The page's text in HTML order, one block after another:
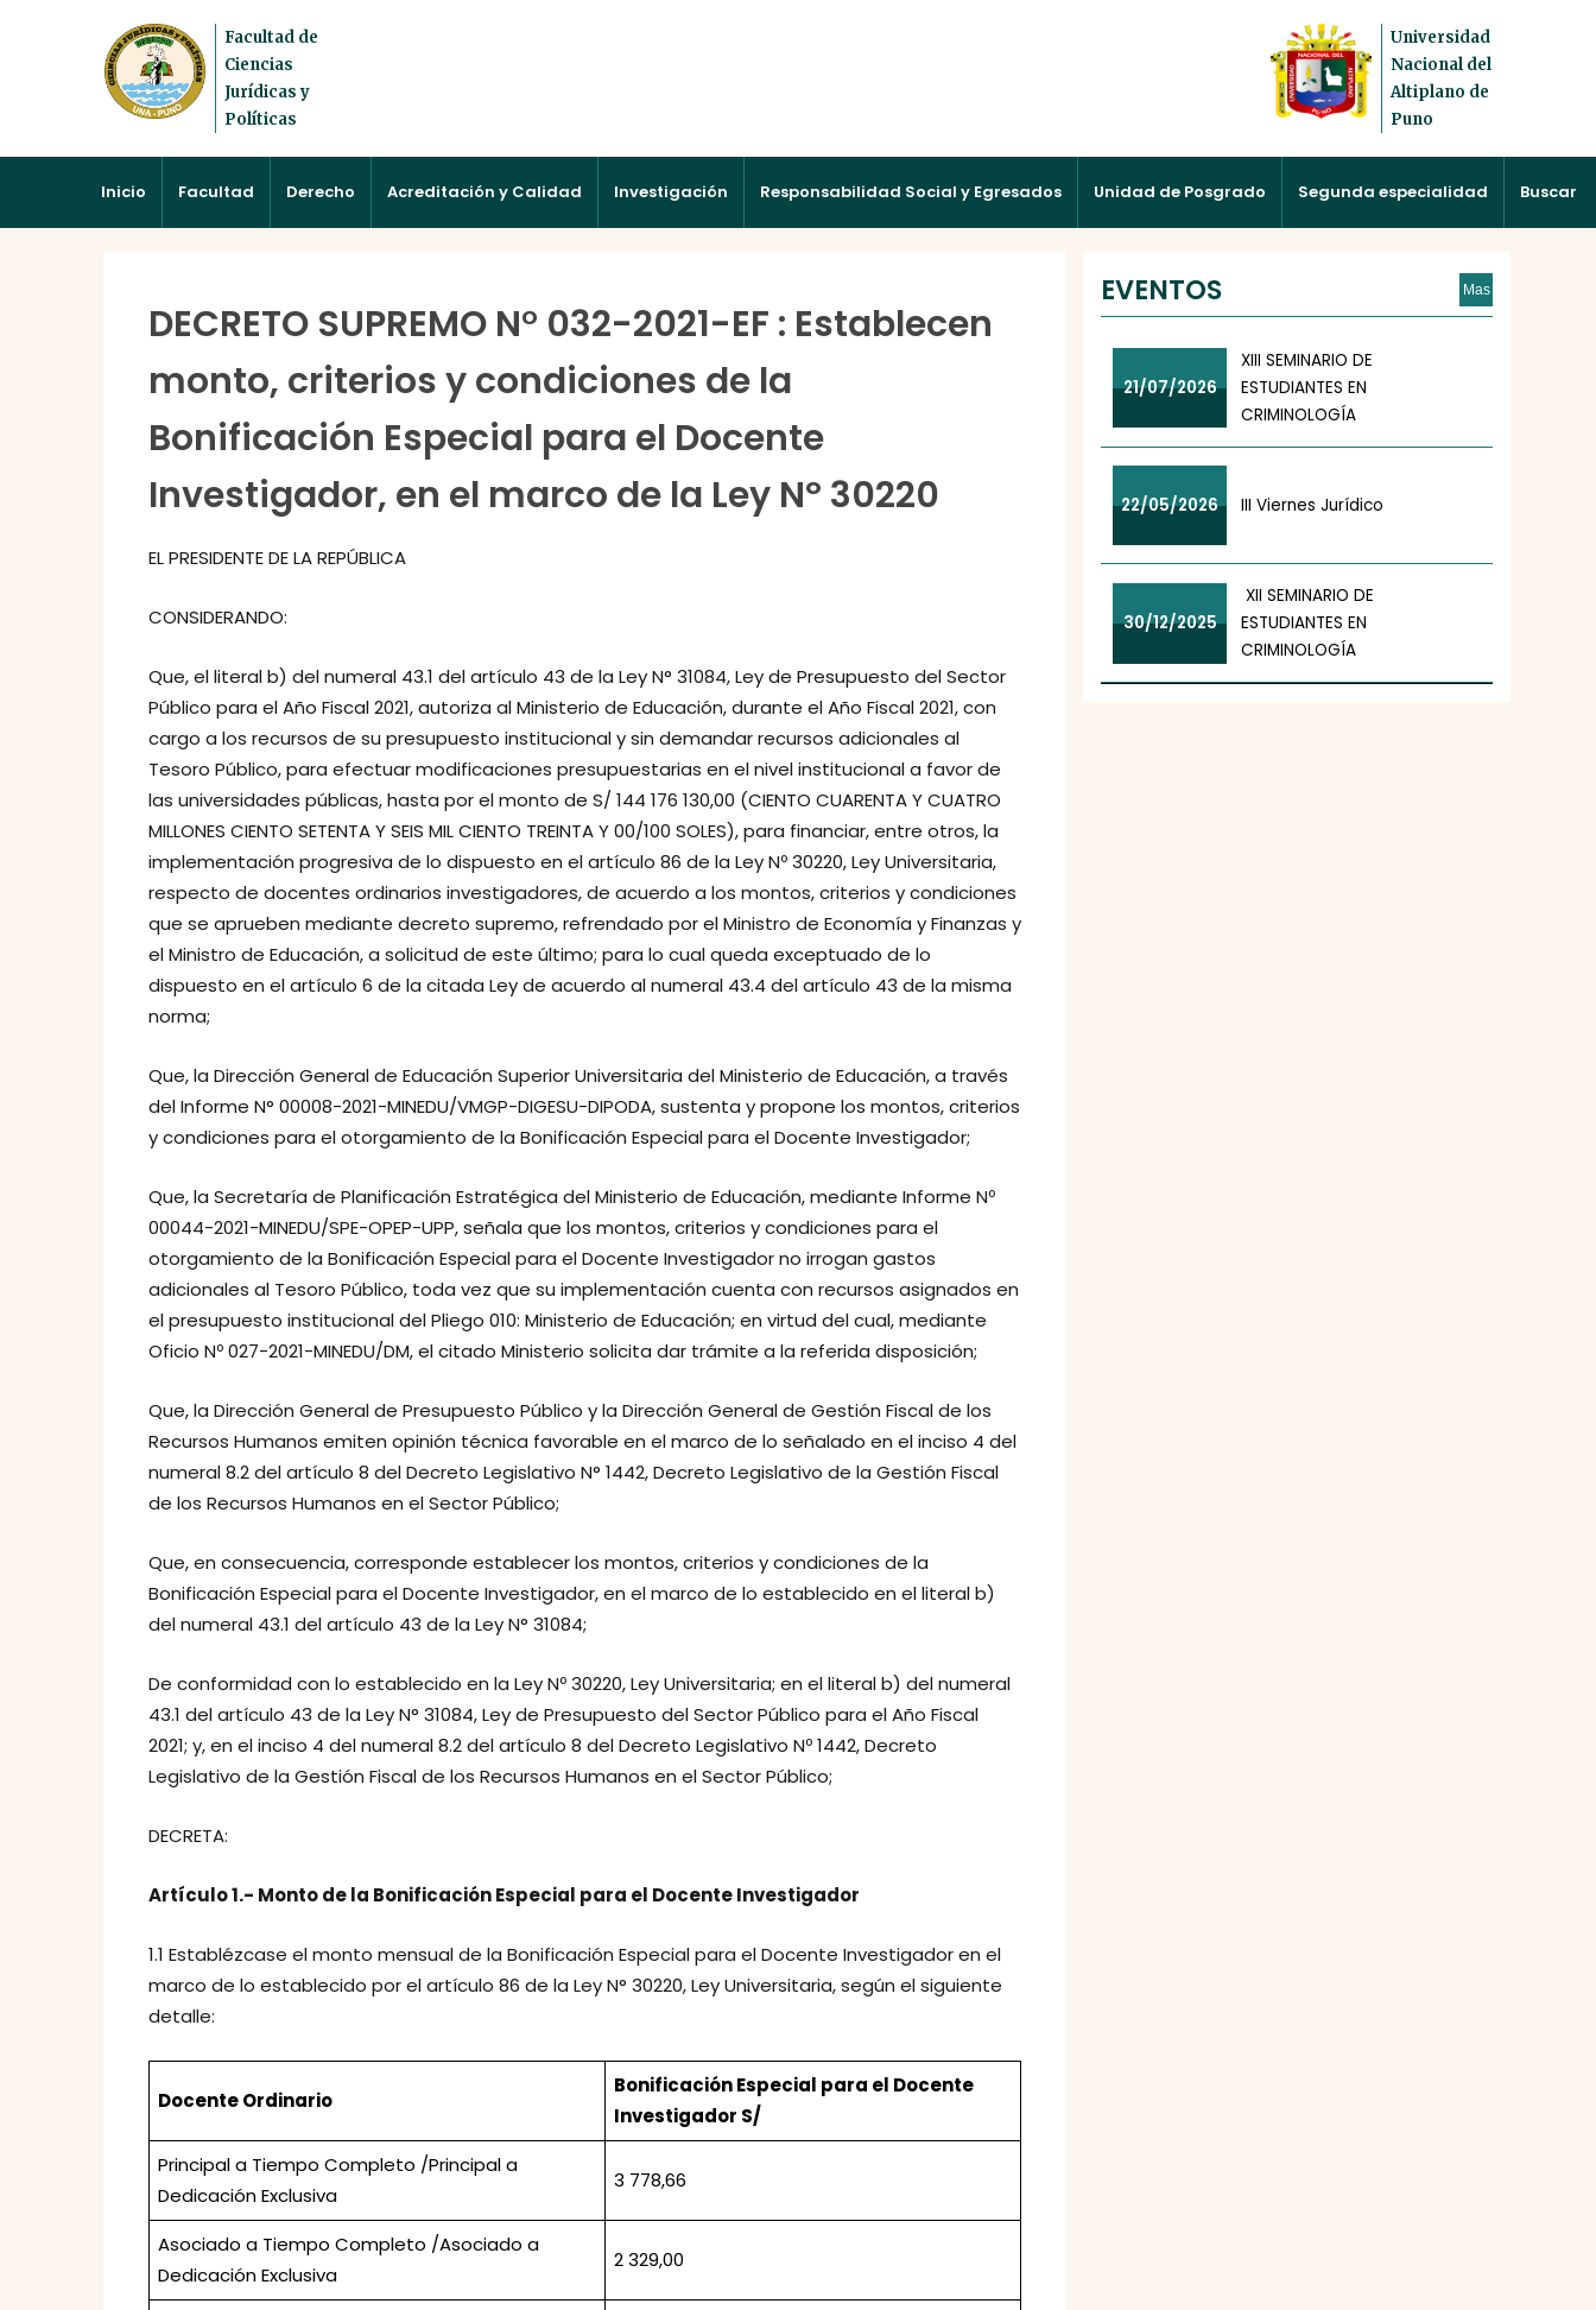
Facultad de
Ciencias
Jurídicas y
Políticas
Universidad
Nacional del
Altiplano de
Puno
Inicio Facultad Derecho Acreditación y Calidad Investigación Responsabilidad Social y Egresados Unidad de Posgrado Segunda especialidad Buscar
DECRETO SUPREMO N° 032-2021-EF : Establecen
monto, criterios y condiciones de la
Bonificación Especial para el Docente
Investigador, en el marco de la Ley Nº 30220
EL PRESIDENTE DE LA REPÚBLICA
CONSIDERANDO:
Que, el literal b) del numeral 43.1 del artículo 43 de la Ley N° 31084, Ley de Presupuesto del Sector
Público para el Año Fiscal 2021, autoriza al Ministerio de Educación, durante el Año Fiscal 2021, con
cargo a los recursos de su presupuesto institucional y sin demandar recursos adicionales al
Tesoro Público, para efectuar modificaciones presupuestarias en el nivel institucional a favor de
las universidades públicas, hasta por el monto de S/ 144 176 130,00 (CIENTO CUARENTA Y CUATRO
MILLONES CIENTO SETENTA Y SEIS MIL CIENTO TREINTA Y 00/100 SOLES), para financiar, entre otros, la
implementación progresiva de lo dispuesto en el artículo 86 de la Ley Nº 30220, Ley Universitaria,
respecto de docentes ordinarios investigadores, de acuerdo a los montos, criterios y condiciones
que se aprueben mediante decreto supremo, refrendado por el Ministro de Economía y Finanzas y
el Ministro de Educación, a solicitud de este último; para lo cual queda exceptuado de lo
dispuesto en el artículo 6 de la citada Ley de acuerdo al numeral 43.4 del artículo 43 de la misma
norma;
Que, la Dirección General de Educación Superior Universitaria del Ministerio de Educación, a través
del Informe N° 00008-2021-MINEDU/VMGP-DIGESU-DIPODA, sustenta y propone los montos, criterios
y condiciones para el otorgamiento de la Bonificación Especial para el Docente Investigador;
Que, la Secretaría de Planificación Estratégica del Ministerio de Educación, mediante Informe Nº
00044-2021-MINEDU/SPE-OPEP-UPP, señala que los montos, criterios y condiciones para el
otorgamiento de la Bonificación Especial para el Docente Investigador no irrogan gastos
adicionales al Tesoro Público, toda vez que su implementación cuenta con recursos asignados en
el presupuesto institucional del Pliego 010: Ministerio de Educación; en virtud del cual, mediante
Oficio Nº 027-2021-MINEDU/DM, el citado Ministerio solicita dar trámite a la referida disposición;
Que, la Dirección General de Presupuesto Público y la Dirección General de Gestión Fiscal de los
Recursos Humanos emiten opinión técnica favorable en el marco de lo señalado en el inciso 4 del
numeral 8.2 del artículo 8 del Decreto Legislativo N° 1442, Decreto Legislativo de la Gestión Fiscal
de los Recursos Humanos en el Sector Público;
Que, en consecuencia, corresponde establecer los montos, criterios y condiciones de la
Bonificación Especial para el Docente Investigador, en el marco de lo establecido en el literal b)
del numeral 43.1 del artículo 43 de la Ley N° 31084;
De conformidad con lo establecido en la Ley Nº 30220, Ley Universitaria; en el literal b) del numeral
43.1 del artículo 43 de la Ley N° 31084, Ley de Presupuesto del Sector Público para el Año Fiscal
2021; y, en el inciso 4 del numeral 8.2 del artículo 8 del Decreto Legislativo Nº 1442, Decreto
Legislativo de la Gestión Fiscal de los Recursos Humanos en el Sector Público;
DECRETA:
Artículo 1.- Monto de la Bonificación Especial para el Docente Investigador
1.1 Establézcase el monto mensual de la Bonificación Especial para el Docente Investigador en el
marco de lo establecido por el artículo 86 de la Ley N° 30220, Ley Universitaria, según el siguiente
detalle:
Docente Ordinario
Bonificación Especial para el Docente
Investigador S/
Principal a Tiempo Completo /Principal a
Dedicación Exclusiva
3 778,66
Asociado a Tiempo Completo /Asociado a
Dedicación Exclusiva
2 329,00
EVENTOS Mas
21/07/2026
XIII SEMINARIO DE
ESTUDIANTES EN
CRIMINOLOGÍA
22/05/2026 III Viernes Jurídico
30/12/2025
XII SEMINARIO DE
ESTUDIANTES EN
CRIMINOLOGÍA